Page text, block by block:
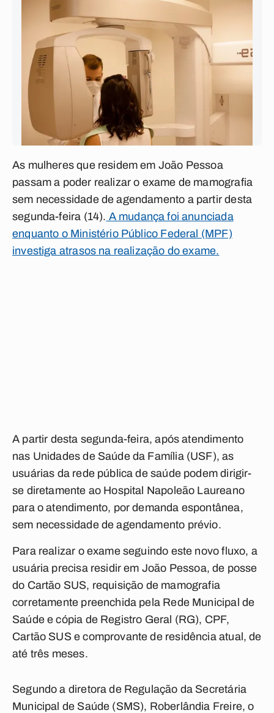
As mulheres que residem em João Pessoa
passam a poder realizar o exame de mamografia
sem necessidade de agendamento a partir desta
segunda-feira (14). A mudança foi anunciada
enquanto o Ministério Público Federal (MPF)
investiga atrasos na realização do exame.
A partir desta segunda-feira, após atendimento
nas Unidades de Saúde da Família (USF), as
usuárias da rede pública de saúde podem dirigir-
se diretamente ao Hospital Napoleão Laureano
para o atendimento, por demanda espontânea,
sem necessidade de agendamento prévio.
Para realizar o exame seguindo este novo fluxo, a
usuária precisa residir em João Pessoa, de posse
do Cartão SUS, requisição de mamografia
corretamente preenchida pela Rede Municipal de
Saúde e cópia de Registro Geral (RG), CPF,
Cartão SUS e comprovante de residência atual, de
até três meses.
Segundo a diretora de Regulação da Secretária
Municipal de Saúde (SMS), Roberlândia Freire, o